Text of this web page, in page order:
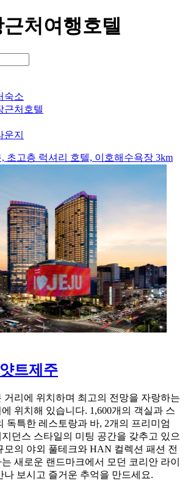
처여행호텔
숙소
근처호텔
지
초고층 럭셔리 호텔, 이호해수욕장 3km
트제주
거리에 위치하며 최고의 전망을 자랑하는
위치해 있습니다. 1,600개의 객실과 스
독특한 레스토랑과 바, 2개의 프리미엄
던스 스타일의 미팅 공간을 갖추고 있으
모의 야외 풀테크와 HAN 컬렉션 패션 전
새로운 랜드마크에서 모던 코리안 라이
나 보시고 즐거운 추억을 만드세요.